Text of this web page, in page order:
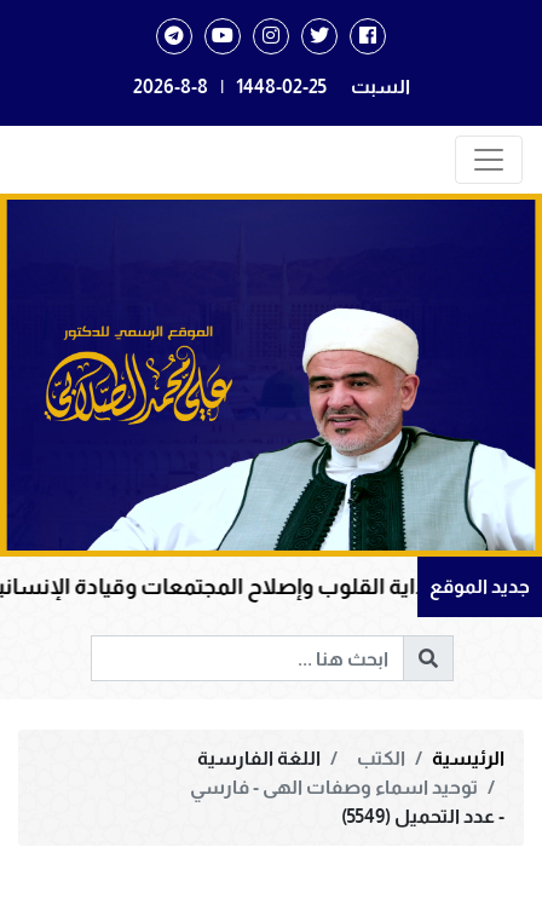
السبت 1448-02-25
|
2026-8-8
جديد الموقع
القلوب وإصلاح المجتمعات وقيادة الإنسانية إلى الحق
الرئيسية الكتب
اللغة الفارسية
توحيد اسماء وصفات الهى - فارسي
- عدد التحميل (5549)